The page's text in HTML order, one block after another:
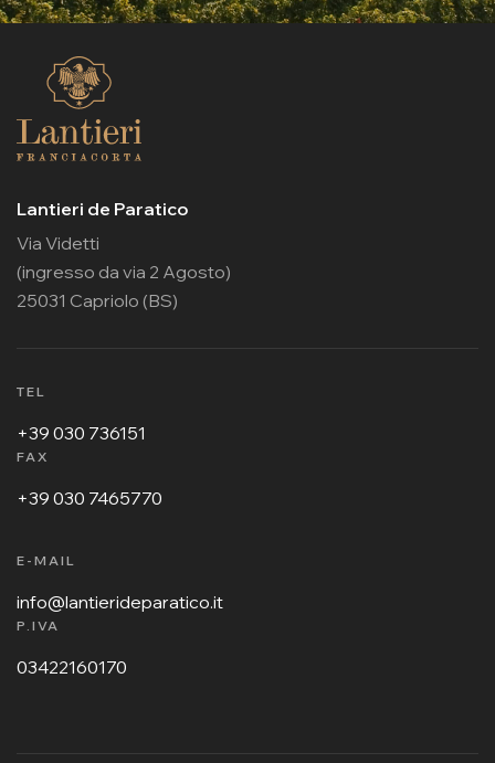
Lantieri de Paratico
Via Videtti
(ingresso da via 2 Agosto)
25031 Capriolo (BS)
TEL
+39 030 736151
FAX
+39 030 7465770
E-MAIL
info@lantierideparatico.it
P.IVA
03422160170